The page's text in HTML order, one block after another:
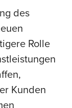
des
Rolle
Kunden